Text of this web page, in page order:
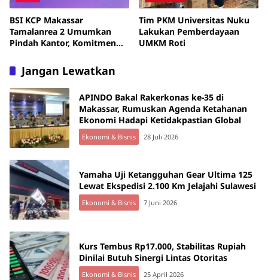
BSI KCP Makassar
Tamalanrea 2 Umumkan
Pindah Kantor, Komitmen
Nasabah
Tim PKM Universitas Nuku
Lakukan Pemberdayaan
UMKM Roti
Jangan Lewatkan
APINDO Bakal Rakerkonas ke-35 di
Makassar, Rumuskan Agenda Ketahanan
Ekonomi Hadapi Ketidakpastian Global
Ekonomi & Bisnis 28 Juli 2026
Yamaha Uji Ketangguhan Gear Ultima 125
Lewat Ekspedisi 2.100 Km Jelajahi Sulawesi
Ekonomi & Bisnis 7 Juni 2026
Kurs Tembus Rp17.000, Stabilitas Rupiah
Dinilai Butuh Sinergi Lintas Otoritas
Ekonomi & Bisnis 25 April 2026